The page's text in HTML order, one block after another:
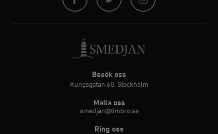
Besök oss
Kungsgatan 60, Stockholm
Maila oss
smedjan@timbro.se
Ring oss